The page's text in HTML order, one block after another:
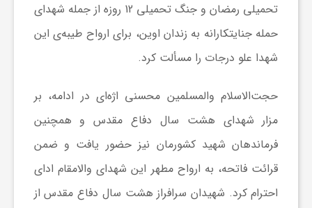
تحمیلی رمضان و جنگ تحمیلی 12 روزه از جمله شهدای
حمله جنایتکارانه به زندان اوین، برای ارواح طیبه‌ی این
شهدا علو درجات را مسألت کرد.
حجت‌الاسلام والمسلمین محسنی اژه‌ای در ادامه، بر
مزار شهدای هشت سال دفاع مقدس و همچنین
فرماندهان شهید کشورمان نیز حضور یافت و ضمن
قرائت فاتحه، به ارواح مطهر این شهدای والامقام ادای
احترام کرد. شهیدان سرافراز هشت سال دفاع مقدس از